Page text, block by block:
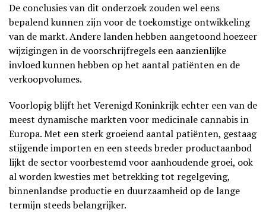
De conclusies van dit onderzoek zouden wel eens
bepalend kunnen zijn voor de toekomstige ontwikkeling
van de markt. Andere landen hebben aangetoond hoezeer
wijzigingen in de voorschrijfregels een aanzienlijke
invloed kunnen hebben op het aantal patiënten en de
verkoopvolumes.
Voorlopig blijft het Verenigd Koninkrijk echter een van de
meest dynamische markten voor medicinale cannabis in
Europa. Met een sterk groeiend aantal patiënten, gestaag
stijgende importen en een steeds breder productaanbod
lijkt de sector voorbestemd voor aanhoudende groei, ook
al worden kwesties met betrekking tot regelgeving,
binnenlandse productie en duurzaamheid op de lange
termijn steeds belangrijker.